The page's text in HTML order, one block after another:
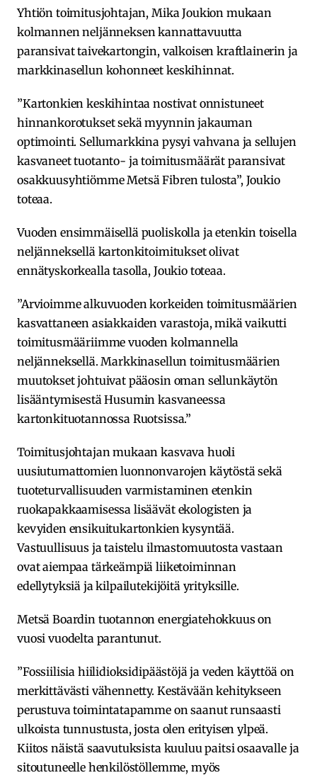
Yhtiön toimitusjohtajan, Mika Joukion mukaan
kolmannen neljänneksen kannattavuutta
paransivat taivekartongin, valkoisen kraftlainerin ja
markkinasellun kohonneet keskihinnat.
”Kartonkien keskihintaa nostivat onnistuneet
hinnankorotukset sekä myynnin jakauman
optimointi. Sellumarkkina pysyi vahvana ja sellujen
kasvaneet tuotanto- ja toimitusmäärät paransivat
osakkuusyhtiömme Metsä Fibren tulosta”, Joukio
toteaa.
Vuoden ensimmäisellä puoliskolla ja etenkin toisella
neljänneksellä kartonkitoimitukset olivat
ennätyskorkealla tasolla, Joukio toteaa.
”Arvioimme alkuvuoden korkeiden toimitusmäärien
kasvattaneen asiakkaiden varastoja, mikä vaikutti
toimitusmääriimme vuoden kolmannella
neljänneksellä. Markkinasellun toimitusmäärien
muutokset johtuivat pääosin oman sellunkäytön
lisääntymisestä Husumin kasvaneessa
kartonkituotannossa Ruotsissa.”
Toimitusjohtajan mukaan kasvava huoli
uusiutumattomien luonnonvarojen käytöstä sekä
tuoteturvallisuuden varmistaminen etenkin
ruokapakkaamisessa lisäävät ekologisten ja
kevyiden ensikuitukartonkien kysyntää.
Vastuullisuus ja taistelu ilmastomuutosta vastaan
ovat aiempaa tärkeämpiä liiketoiminnan
edellytyksiä ja kilpailutekijöitä yrityksille.
Metsä Boardin tuotannon energiatehokkuus on
vuosi vuodelta parantunut.
”Fossiilisia hiilidioksidipäästöjä ja veden käyttöä on
merkittävästi vähennetty. Kestävään kehitykseen
perustuva toimintatapamme on saanut runsaasti
ulkoista tunnustusta, josta olen erityisen ylpeä.
Kiitos näistä saavutuksista kuuluu paitsi osaavalle ja
sitoutuneelle henkilöstöllemme, myös